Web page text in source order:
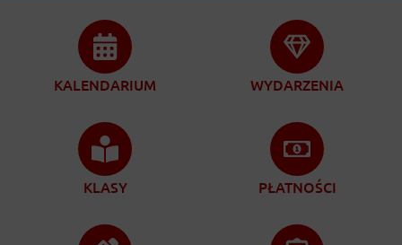
KALENDARIUM WYDARZENIA
KLASY PŁATNOŚCI